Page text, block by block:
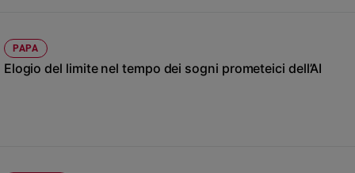
Caso
della
PAPA
Elogio del limite nel tempo dei sogni prometeici dell’AI